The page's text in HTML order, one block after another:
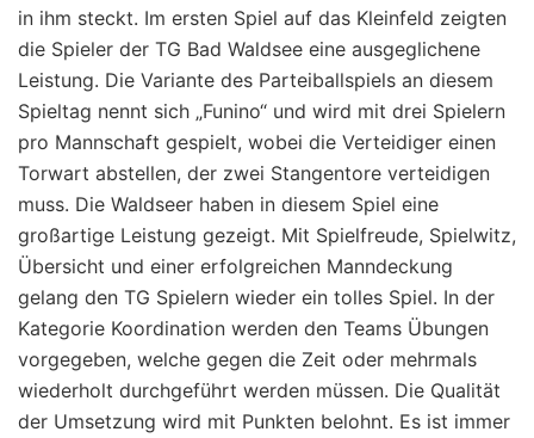
in ihm steckt. Im ersten Spiel auf das Kleinfeld zeigten
die Spieler der TG Bad Waldsee eine ausgeglichene
Leistung. Die Variante des Parteiballspiels an diesem
Spieltag nennt sich „Funino“ und wird mit drei Spielern
pro Mannschaft gespielt, wobei die Verteidiger einen
Torwart abstellen, der zwei Stangentore verteidigen
muss. Die Waldseer haben in diesem Spiel eine
großartige Leistung gezeigt. Mit Spielfreude, Spielwitz,
Übersicht und einer erfolgreichen Manndeckung
gelang den TG Spielern wieder ein tolles Spiel. In der
Kategorie Koordination werden den Teams Übungen
vorgegeben, welche gegen die Zeit oder mehrmals
wiederholt durchgeführt werden müssen. Die Qualität
der Umsetzung wird mit Punkten belohnt. Es ist immer